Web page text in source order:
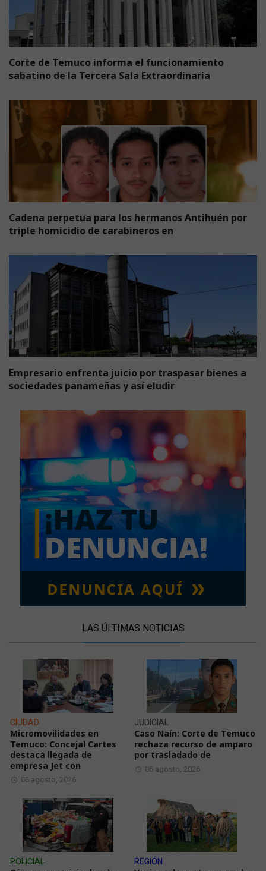
Corte de Temuco informa el funcionamiento
sabatino de la Tercera Sala Extraordinaria
Cadena perpetua para los hermanos Antihuén por
triple homicidio de carabineros en
Empresario enfrenta juicio por traspasar bienes a
sociedades panameñas y así eludir
LAS ÚLTIMAS NOTICIAS
CIUDAD
Micromovilidades en
Temuco: Concejal Cartes
destaca llegada de
empresa Jet con
06 agosto, 2026
JUDICIAL
Caso Naín: Corte de Temuco
rechaza recurso de amparo
por trasladado de
06 agosto, 2026
POLICIAL REGIÓN